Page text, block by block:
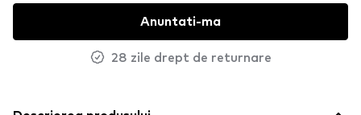
Anuntati-ma
28 zile drept de returnare